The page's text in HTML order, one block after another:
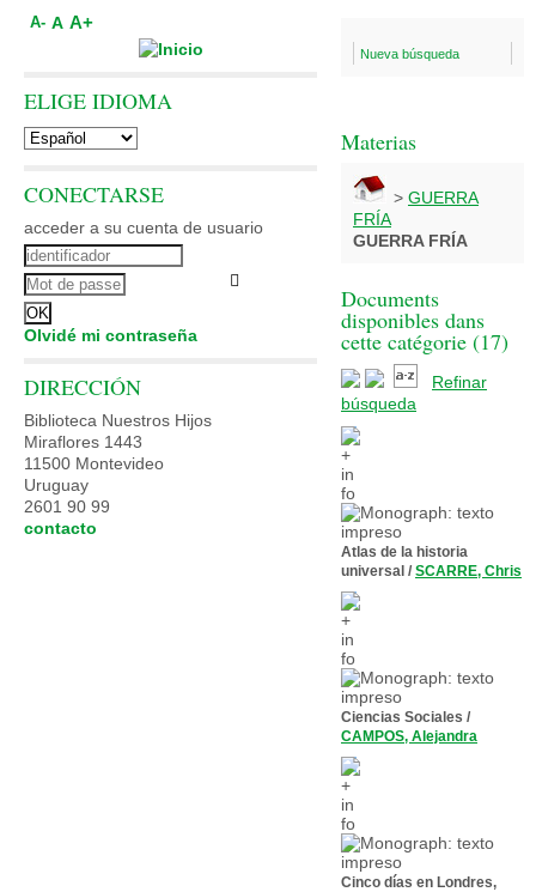
Nueva búsqueda
Materias
> GUERRA
FRÍA
GUERRA FRÍA
Documents
disponibles dans
cette catégorie (17)
Refinar
búsqueda
Atlas de la historia
universal / SCARRE, Chris
Ciencias Sociales /
CAMPOS, Alejandra
Cinco días en Londres,
A- A A+
ELIGE IDIOMA
CONECTARSE
acceder a su cuenta de usuario
Olvidé mi contraseña
DIRECCIÓN
Biblioteca Nuestros Hijos
Miraflores 1443
11500 Montevideo
Uruguay
2601 90 99
contacto